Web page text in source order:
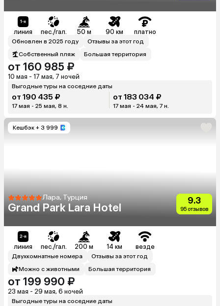
линия пес./гал. 50 м 90 км платно
Обновлен в 2025 году
Отзывы за этот год
Собственный пляж
Большая территория
от 160 985 ₽
10 мая - 17 мая, 7 ночей
Выгодные туры на соседние даты
от 190 435 ₽
17 мая - 25 мая, 8 н.
от 183 034 ₽
17 мая - 24 мая, 7 н.
Кешбэк + 3 999
Лара, Турция
Grand Park Lara Hotel
9.3
95 отзывов
линия пес./гал. 200 м 14 км везде
Двухкомнатные номера
Отзывы за этот год
Можно с животными
Большая территория
от 199 990 ₽
23 мая - 29 мая, 6 ночей
Выгодные туры на соседние даты